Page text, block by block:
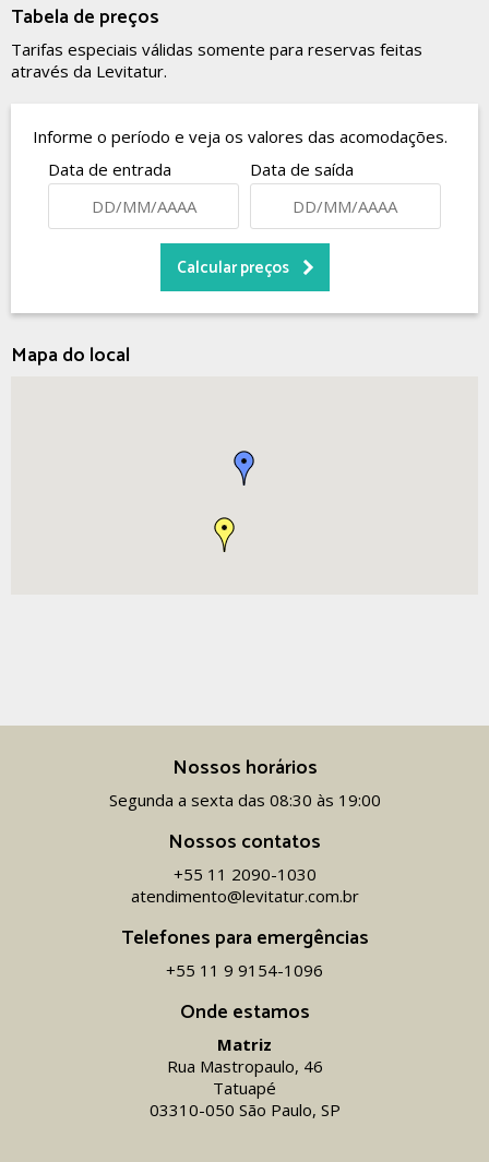
Tabela de preços
Tarifas especiais válidas somente para reservas feitas
através da Levitatur.
Informe o período e veja os valores das acomodações.
Data de entrada
Data de saída
Mapa do local
Onde estamos
Matriz
Rua Mastropaulo, 46
Tatuapé
03310-050 São Paulo, SP
Nossos horários
Segunda a sexta das 08:30 às 19:00
Nossos contatos
+55 11 2090-1030
atendimento@levitatur.com.br
Telefones para emergências
+55 11 9 9154-1096‬